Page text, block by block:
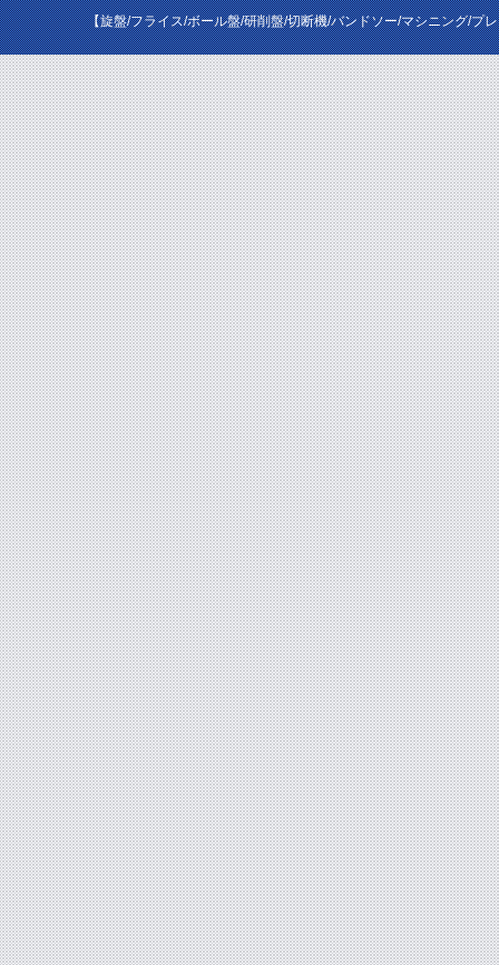
【旋盤/フライス/ボール盤/研削盤/切断機/バンドソー/マシニング/プ